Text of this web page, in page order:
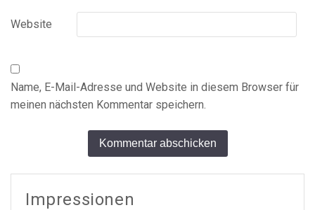
Website
Name, E-Mail-Adresse und Website in diesem Browser für
meinen nächsten Kommentar speichern.
Impressionen